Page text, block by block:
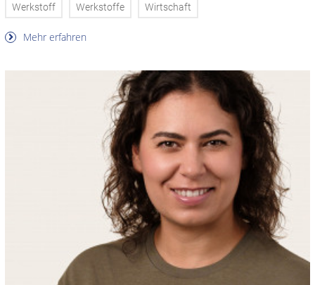
Werkstoff Werkstoffe Wirtschaft
Mehr erfahren